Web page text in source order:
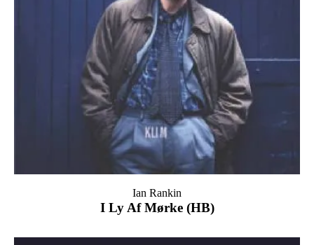
I Ly Af Mørke (HB)
Ian Rankin